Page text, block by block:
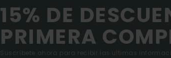
15% DE
PRIMERA
Suscríbete ahora para recibir las ultimas